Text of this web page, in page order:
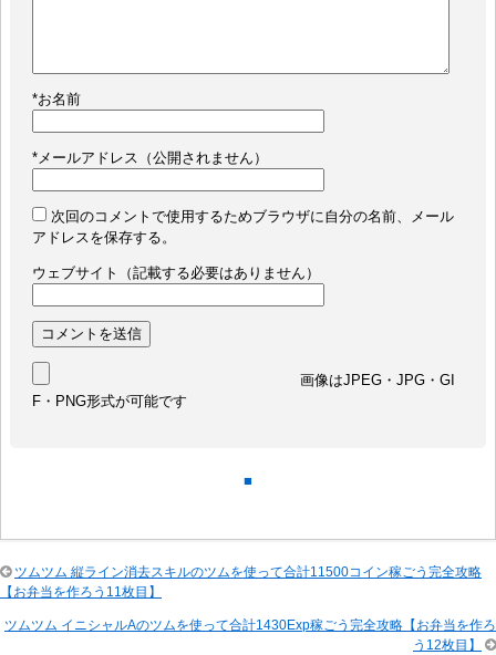
*お名前
* メールアドレス（公開されません）
次回のコメントで使用するためブラウザに自分の名前、メール
アドレスを保存する。
ウェブサイト（記載する必要はありません）
画像はJPEG・JPG・GI
F・PNG形式が可能です
■
ツムツム 縦ライン消去スキルのツムを使って合計11500コイン稼ごう完全攻略
【お弁当を作ろう11枚目】
ツムツム イニシャルAのツムを使って合計1430Exp稼ごう完全攻略【お弁当を作ろ
う12枚目】